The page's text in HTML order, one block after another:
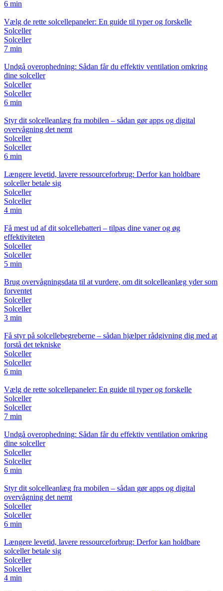
6 min
Vælg de rette solcellepaneler: En guide til typer og forskelle
Solceller
Solceller
7 min
Undgå overophedning: Sådan får du effektiv ventilation omkring
dine solceller
Solceller
Solceller
6 min
Styr dit solcelleanlæg fra mobilen – sådan gør apps og digital
overvågning det nemt
Solceller
Solceller
6 min
Længere levetid, lavere ressourceforbrug: Derfor kan holdbare
solceller betale sig
Solceller
Solceller
4 min
Få mest ud af dit solcellebatteri – tilpas dine vaner og øg
effektiviteten
Solceller
Solceller
5 min
Brug overvågningsdata til at vurdere, om dit solcelleanlæg yder som
forventet
Solceller
Solceller
3 min
Få styr på solcellebegreberne – sådan hjælper rådgivning dig med at
forstå det tekniske
Solceller
Solceller
6 min
Vælg de rette solcellepaneler: En guide til typer og forskelle
Solceller
Solceller
7 min
Undgå overophedning: Sådan får du effektiv ventilation omkring
dine solceller
Solceller
Solceller
6 min
Styr dit solcelleanlæg fra mobilen – sådan gør apps og digital
overvågning det nemt
Solceller
Solceller
6 min
Længere levetid, lavere ressourceforbrug: Derfor kan holdbare
solceller betale sig
Solceller
Solceller
4 min